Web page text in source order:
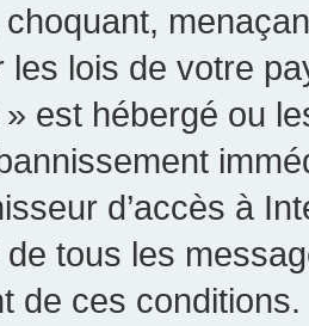
les lois de votre
est hébergé ou
d’accès à
de tous les
de ces